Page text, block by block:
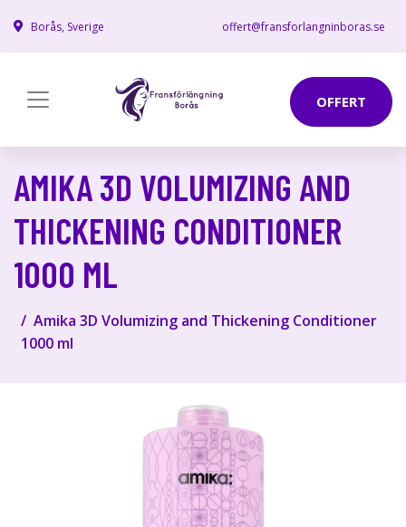
Borås, Sverige offert@fransforlangninboras.se
OFFERT
AMIKA 3D VOLUMIZING AND
THICKENING CONDITIONER
1000 ML
Amika 3D Volumizing and Thickening Conditioner
1000 ml